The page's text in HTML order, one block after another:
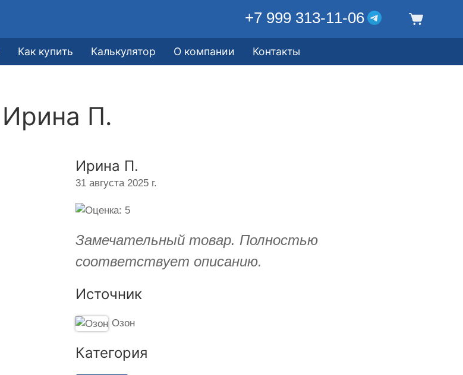
+7 999 313-11-06
Как купить Калькулятор О компании Контакты
Ирина П.
Ирина П.
31 августа 2025 г.
Замечательный товар. Полностью
соответствует описанию.
Источник
Озон
Категория